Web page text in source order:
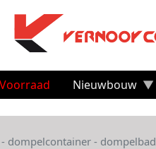
Voorraad Nieuwbouw
dompelcontainer - dompelbad